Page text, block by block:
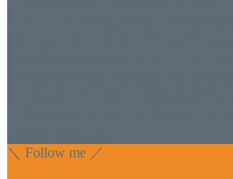
＼ Follow me ／